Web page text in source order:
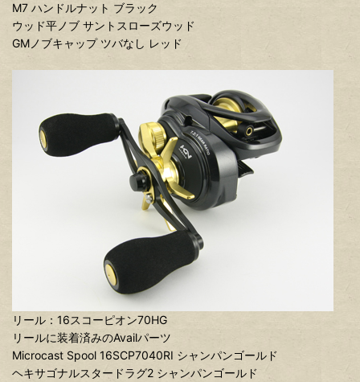
M7 ハンドルナット ブラック
ウッド平ノブ サントスローズウッド
GMノブキャップ ツバなし レッド
リール：16スコーピオン70HG
リールに装着済みのAvailパーツ
Microcast Spool 16SCP7040RI シャンパンゴールド
ヘキサゴナルスタードラグ2 シャンパンゴールド